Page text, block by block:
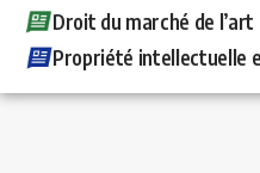
Droit du marché de l’art
Propriété intellectuelle